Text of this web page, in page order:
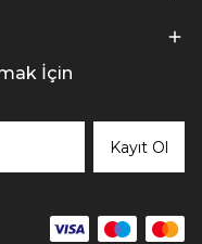
İçin
Kayıt Ol